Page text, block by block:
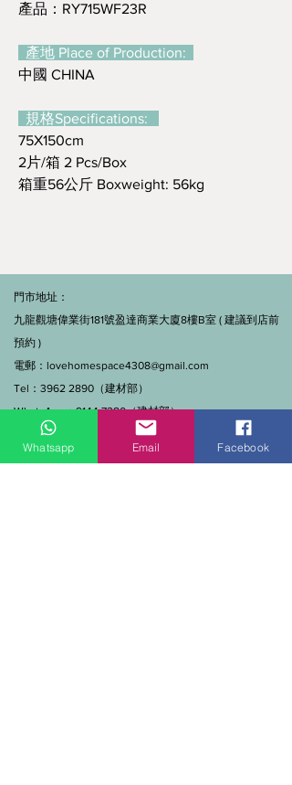
產品：RY715WF23R
產地 Place of Production:
中國 CHINA
規格Specifications:
75X150cm
2片/箱 2 Pcs/Box
箱重56公斤 Boxweight: 56kg
門市地址：
九龍觀塘偉業街181號盈達商業大廈8樓B室 ( 建議到店前
預約 )
電郵： lovehomespace4308@gmail.com
Tel：3962 2890（建材部）
WhatsApp：9144 7280（建材部）
門市營業時間：早上11點到7點(星期一門市休息)
線上及電話查詢：9:00-18:00（假日照常）。
Whatsapp Email Facebook